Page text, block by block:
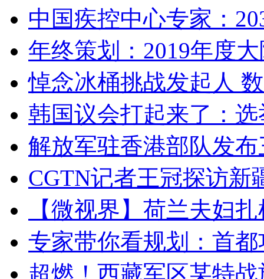
中国疾控中心专家：
年终策划：2019年度
悼念冰桶挑战发起人
韩国议会打起来了：
解放军驻香港部队发
CGTN记者王冠探访新
【微视界】荷兰夫妇
专家带你看规划：首
超燃！西藏军区某特